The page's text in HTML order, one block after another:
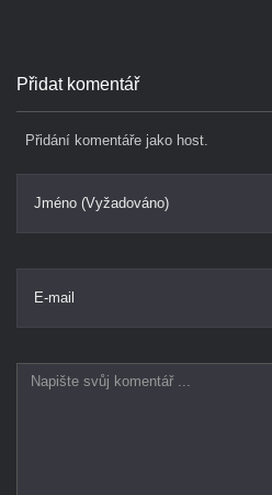
Přidat komentář
Přidání komentáře jako host.
Jméno (Vyžadováno)
E-mail